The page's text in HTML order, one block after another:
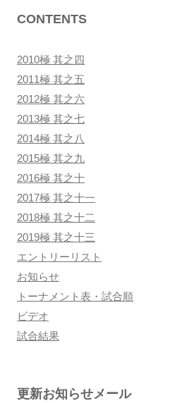
CONTENTS
2010極 其之四
2011極 其之五
2012極 其之六
2013極 其之七
2014極 其之八
2015極 其之九
2016極 其之十
2017極 其之十一
2018極 其之十二
2019極 其之十三
エントリーリスト
お知らせ
トーナメント表・試合順
ビデオ
試合結果
更新お知らせメール